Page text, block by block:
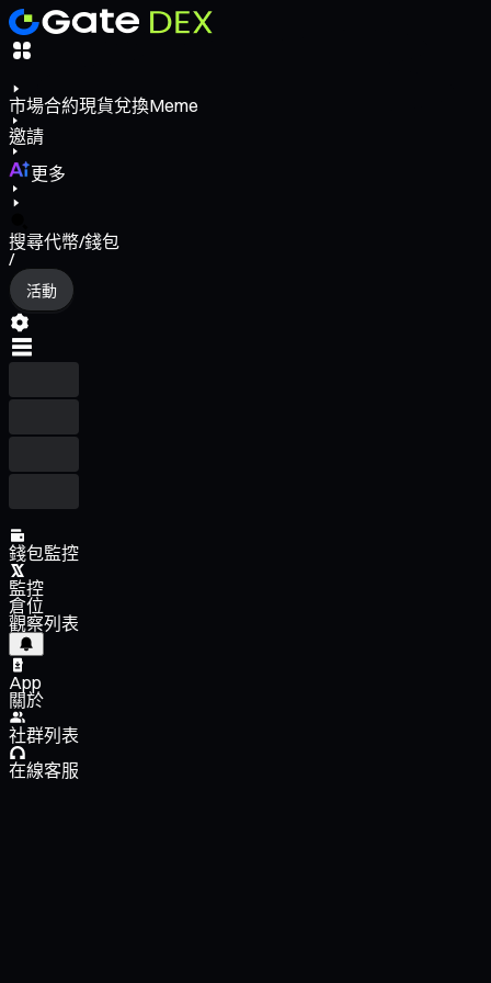
市場合約現貨兌換Meme
邀請
更多
搜尋代幣/錢包
/
活動
錢包監控
監控
倉位
觀察列表
App
關於
社群列表
在線客服